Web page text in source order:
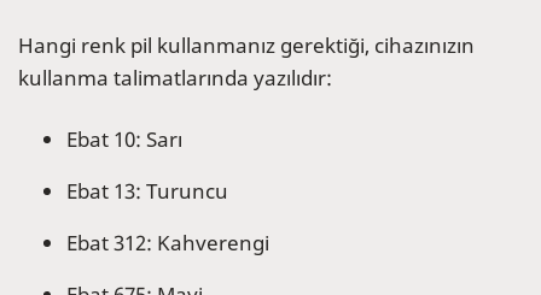
Hangi renk pil kullanmanız gerektiği, cihazınızın
kullanma talimatlarında yazılıdır:
Ebat 10: Sarı
Ebat 13: Turuncu
Ebat 312: Kahverengi